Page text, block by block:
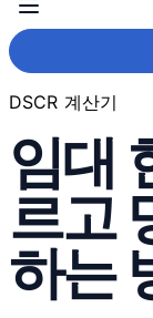
DSCR 계산기
임대
르고
하는